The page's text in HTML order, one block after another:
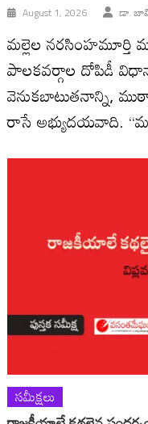
August 1, 2026 డా.
మల్లెల నరసింహమూర్తి
పాలకవర్గాల దోపిడీ
వెనుకబాటుతనాన్ని,
రాసే అభ్యుదయవాది.
సమీక్షలు